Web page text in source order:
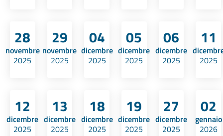
28
novembre
2025
29
novembre
2025
04
dicembre
2025
05
dicembre
2025
06
dicembre
2025
11
2025
12
dicembre
2025
13
dicembre
2025
18
dicembre
2025
19
dicembre
2025
27
dicembre
2025
02
gennaio
2026